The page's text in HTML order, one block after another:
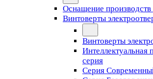
Оснащение производств
Винтоверты
Винтоверты
серия
Серия